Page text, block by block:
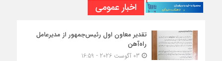
اخبار عمومی
تقدیر معاون اول رئیس‌جمهور از مدیرعامل
راه‌آهن